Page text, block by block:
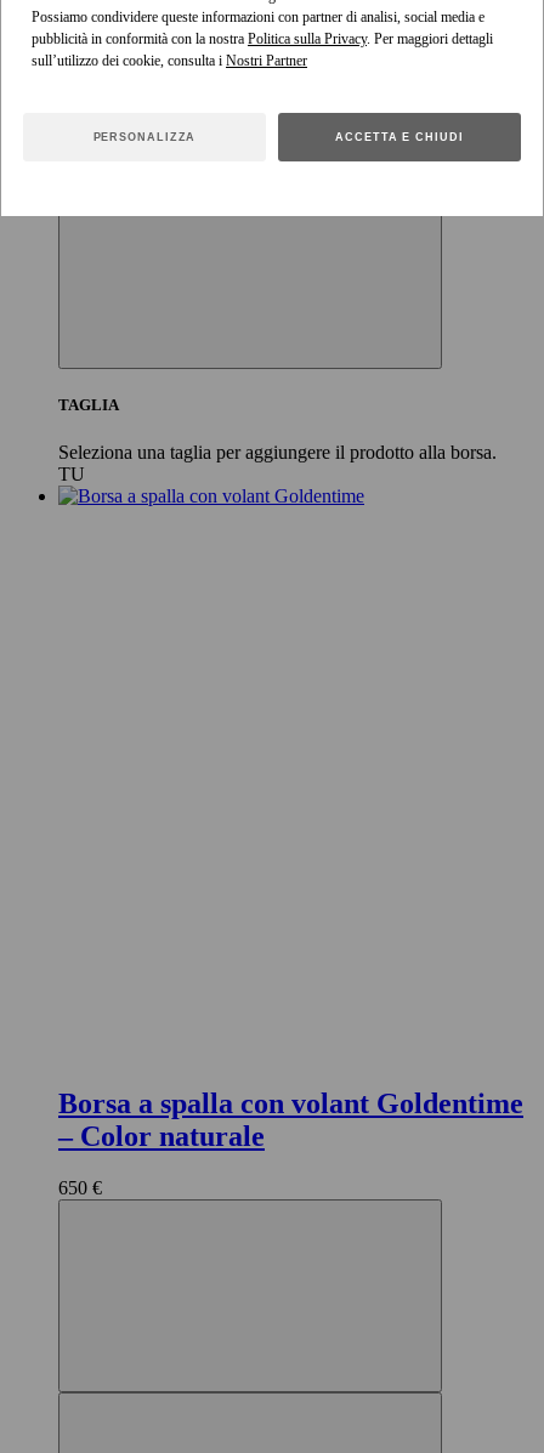
Possiamo condividere queste informazioni con partner di analisi, social media e
pubblicità in conformità con la nostra Politica sulla Privacy. Per maggiori dettagli
sull’utilizzo dei cookie, consulta i
PERSONALIZZA ACCETTA E CHIUDI
TAGLIA
Seleziona una taglia per aggiungere il prodotto alla borsa.
TU
Borsa a spalla con volant Goldentime
– Color naturale
650 €